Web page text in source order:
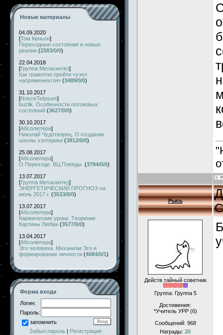
Новые материалы
04.09.2020
[Том Кеньон]
Переходные состояния в новые
реалии (2583/0/0)
22.04.2018
[Группа Метасинтез]
Как грамотно пройти «узел
напряженности» (3489/0/0)
31.10.2017
[NosceTeIpsum]
buzlik. Особенности потоковых
состояний (3627/0/0)
30.10.2017
[Абсолютера]
Николай Чудотворец. О создании
школы эзотерики (3812/0/0)
25.08.2017
[Абсолютера]
О Переходе. ВЦ Плеяды. (3794/0/0)
13.07.2017
[Группа Метасинтез]
ЭНЕРГЕТИЧЕСКИЙ ПРОГНОЗ на
июль 2017 г. (3533/0/0)
13.07.2017
[Абсолютера]
Кармические уроки. Творение
Картины Любви (3577/0/0)
13.04.2017
[Абсолютера]
Эго человека. Механизм Эго и
формирование личности (4084/0/1)
Форма входа
Логин:
Пароль:
запомнить
Забыл пароль | Регистрация
Рысь
Действ.тайный советник
Группа: Группа 5
Достижения:
*Учитель УРР (6)
Сообщений: 968
Награды: 20